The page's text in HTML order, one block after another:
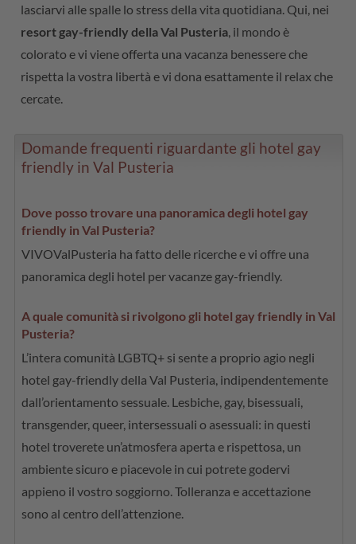
lasciarvi alle spalle lo stress della vita quotidiana. Qui, nei
resort gay-friendly della Val Pusteria , il mondo è
colorato e vi viene offerta una vacanza benessere che
rispetta la vostra libertà e vi dona esattamente il relax che
cercate.
Domande frequenti riguardante gli hotel gay
friendly in Val Pusteria
Dove posso trovare una panoramica degli hotel gay
friendly in Val Pusteria?
VIVOValPusteria ha fatto delle ricerche e vi offre una
panoramica degli hotel per vacanze gay-friendly.
A quale comunità si rivolgono gli hotel gay friendly in Val
Pusteria?
L’intera comunità LGBTQ+ si sente a proprio agio negli
hotel gay-friendly della Val Pusteria, indipendentemente
dall’orientamento sessuale. Lesbiche, gay, bisessuali,
transgender, queer, intersessuali o asessuali: in questi
hotel troverete un’atmosfera aperta e rispettosa, un
ambiente sicuro e piacevole in cui potrete godervi
appieno il vostro soggiorno. Tolleranza e accettazione
sono al centro dell’attenzione.